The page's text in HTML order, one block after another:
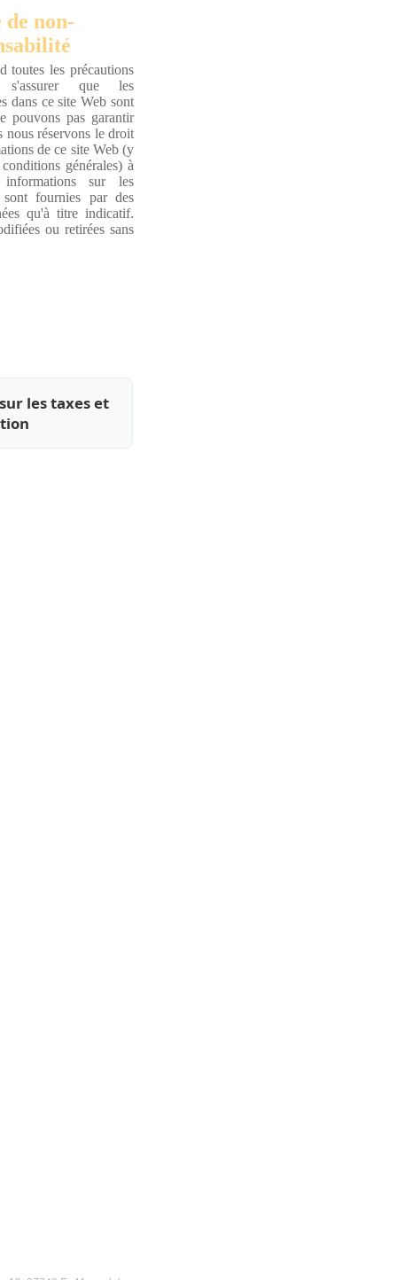
de non-
toutes les précautions
s'assurer que les
dans ce site Web sont
pouvons pas garantir
nous réservons le droit
de ce site Web (y
générales) à
sur les
sont fournies par des
qu'à titre indicatif.
ou retirées sans